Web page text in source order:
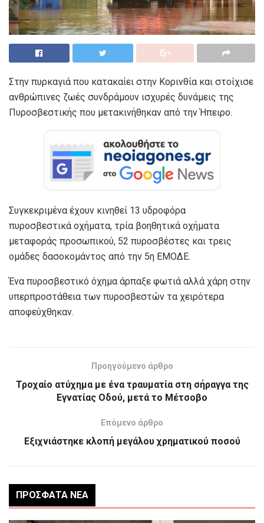
Στην πυρκαγιά που κατακαίει στην Κορινθία και στοίχισε
ανθρώπινες ζωές συνδράμουν ισχυρές δυνάμεις της
Πυροσβεστικής που μετακινήθηκαν από την Ήπειρο.
Συγκεκριμένα έχουν κινηθεί 13 υδροφόρα
πυροσβεστικά οχήματα, τρία βοηθητικά οχήματα
μεταφοράς προσωπικού, 52 πυροσβέστες και τρεις
ομάδες δασοκομάντος από την 5η ΕΜΟΔΕ.
Ένα πυροσβεστικό όχημα άρπαξε φωτιά αλλά χάρη στην
υπερπροστάθεια των πυροσβεστών τα χειρότερα
αποφεύχθηκαν.
Προηγούμενο άρθρο
Τροχαίο ατύχημα με ένα τραυματία στη σήραγγα της
Εγνατίας Οδού, μετά το Μέτσοβο
Επόμενο άρθρο
Εξιχνιάστηκε κλοπή μεγάλου χρηματικού ποσού
ΠΡΌΣΦΑΤΑ ΝΈΑ